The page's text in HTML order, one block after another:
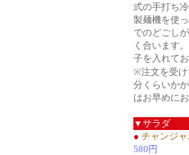
式の手打ち
製麺機を使
でのどごし
く合います
子を入れて
※注文を受け
分くらいか
はお早めに
▼サラダ
● チャンジ
580円